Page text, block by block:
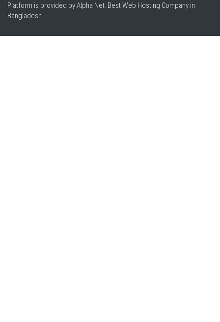
Platform is provided by Alpha Net. BestWeb Hosting Company in
Bangladesh.